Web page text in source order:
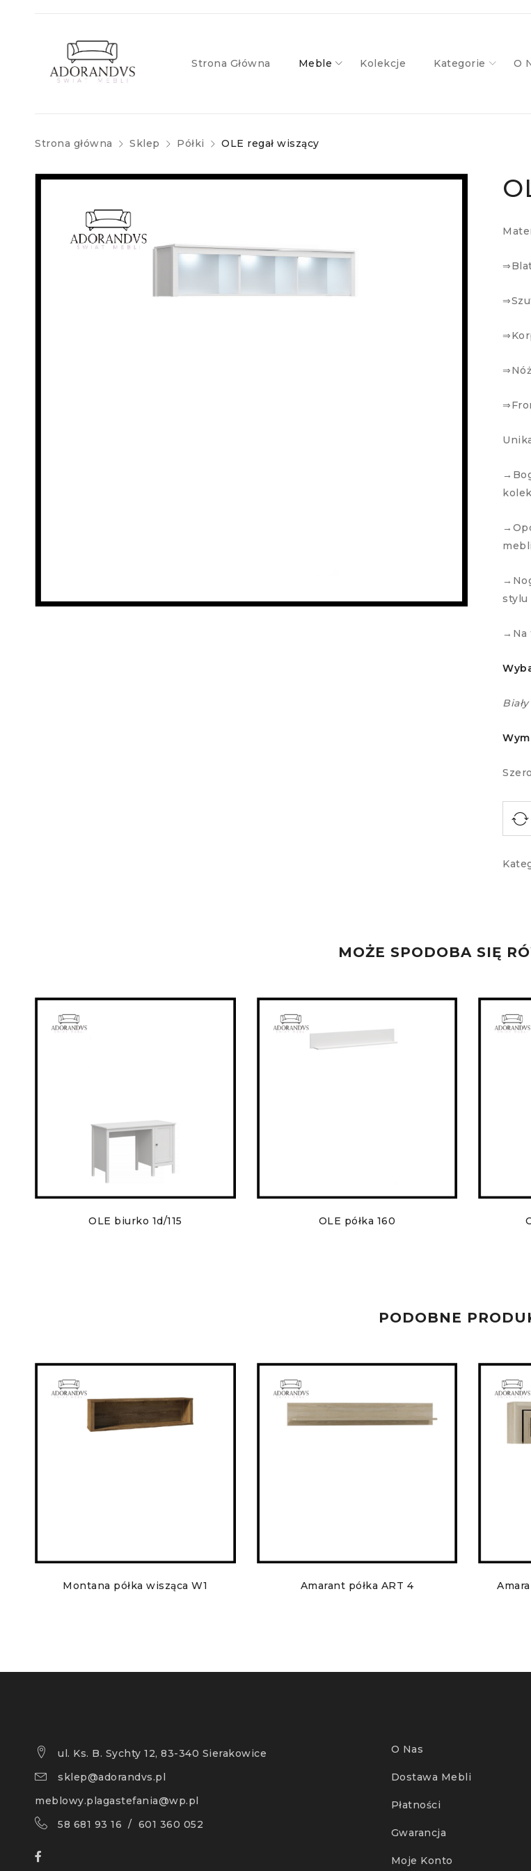
Strona Główna Meble Kolekcje Kategorie O
Strona główna Sklep Półki OLE regał wiszący
stylu
→Na
Biały
MOŻE SPODOBA SIĘ
OLE biurko 1d/115 OLE półka 160
PODOBNE
Montana półka wisząca W1 Amarant półka ART 4
ul. Ks. B. Sychty 12, 83-340 Sierakowice
sklep@adorandvs.pl
meblowy.plagastefania@wp.pl
58 681 93 16 / 601 360 052
O Nas
Dostawa Mebli
Płatności
Gwarancja
Moje Konto